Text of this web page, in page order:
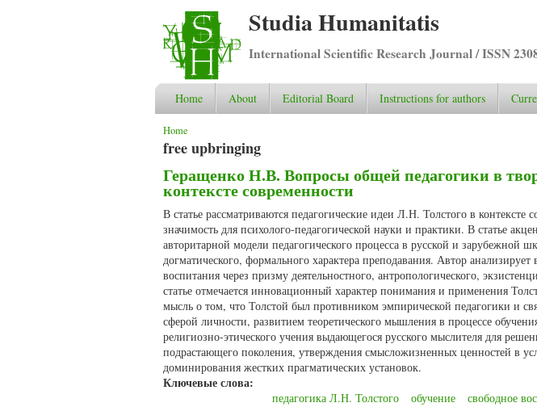
Studia Humanitatis
International Scientific Research Journal / ISSN
Home About Editorial Board Instructions for authors
You are here
Home
free upbringing
Геращенко Н.В. Вопросы общей педагогики в
контексте современности
В статье рассматриваются педагогические идеи Л.Н. Толстого в контексте
значимость для психолого-педагогической науки и практики. В статье
авторитарной модели педагогического процесса в русской и зарубежной
догматического, формального характера преподавания. Автор
воспитания через призму деятельностного, антропологического,
статье отмечается инновационный характер понимания и применения
мысль о том, что Толстой был противником эмпирической педагогики и
сферой личности, развитием теоретического мышления в процессе
религиозно-этического учения выдающегося русского мыслителя для
подрастающего поколения, утверждения смысложизненных ценностей в
доминирования жестких прагматических установок.
Ключевые слова:
педагогика Л.Н. Толстого обучение свободное